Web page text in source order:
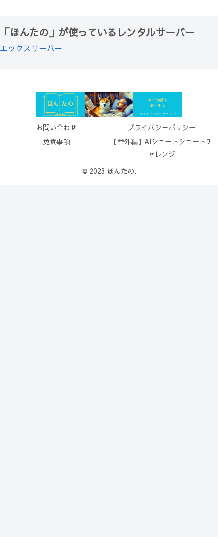
「ほんたの」が使っているレンタルサーバー
エックスサーバー
お問い合わせ
プライバシーポリシー
免責事項
【番外編】AIショートショートチ
ャレンジ
© 2023 ほんたの.